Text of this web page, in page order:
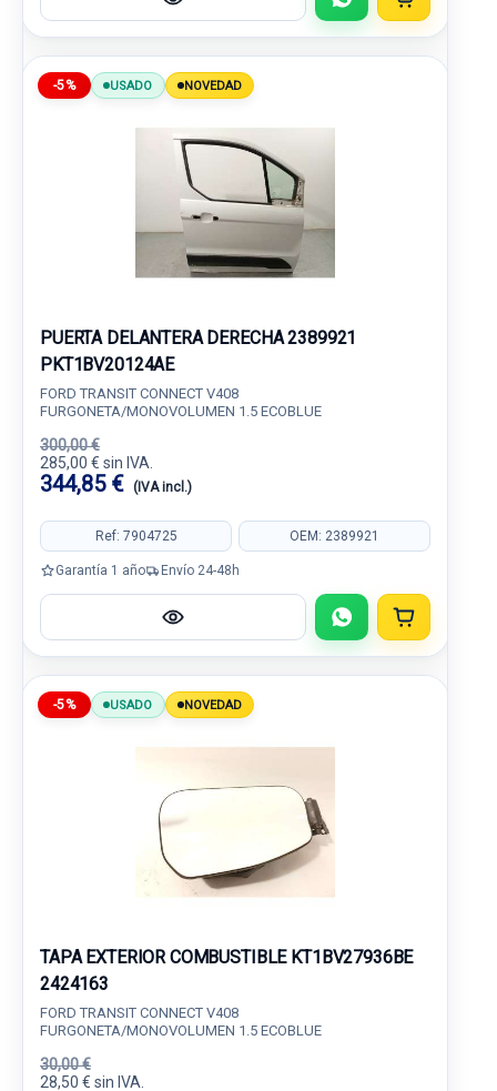
-5% USADO NOVEDAD
PUERTA DELANTERA DERECHA 2389921
PKT1BV20124AE
FORD TRANSIT CONNECT V408
FURGONETA/MONOVOLUMEN 1.5 ECOBLUE
300,00 €
285,00 € sin IVA.
344,85 € (IVA incl.)
Ref: 7904725 OEM: 2389921
Garantía 1 año Envío 24-48h
-5% USADO NOVEDAD
TAPA EXTERIOR COMBUSTIBLE KT1BV27936BE
2424163
FORD TRANSIT CONNECT V408
FURGONETA/MONOVOLUMEN 1.5 ECOBLUE
30,00 €
28,50 € sin IVA.